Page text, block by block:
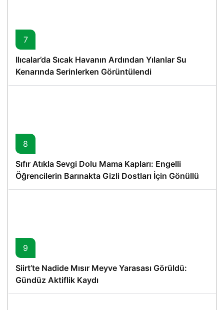
7
Ilıcalar’da Sıcak Havanın Ardından Yılanlar Su
Kenarında Serinlerken Görüntülendi
8
Sıfır Atıkla Sevgi Dolu Mama Kapları: Engelli
Öğrencilerin Barınakta Gizli Dostları İçin Gönüllü
Proje
9
Siirt’te Nadide Mısır Meyve Yarasası Görüldü:
Gündüz Aktiflik Kaydı